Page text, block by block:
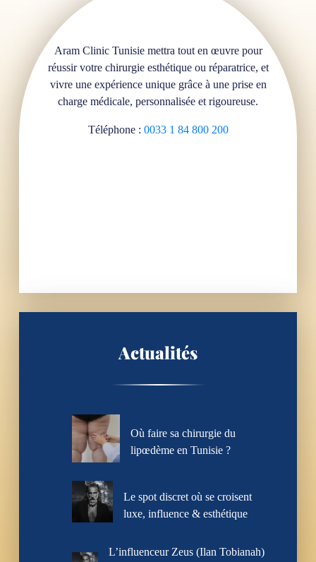
Aram Clinic Tunisie mettra tout en œuvre pour
réussir votre chirurgie esthétique ou réparatrice, et
vivre une expérience unique grâce à une prise en
charge médicale, personnalisée et rigoureuse.
Téléphone : 0033 1 84 800 200
Actualités
Où faire sa chirurgie du
lipœdème en Tunisie ?
Le spot discret où se croisent
luxe, influence & esthétique
L’influenceur Zeus (Ilan Tobianah)